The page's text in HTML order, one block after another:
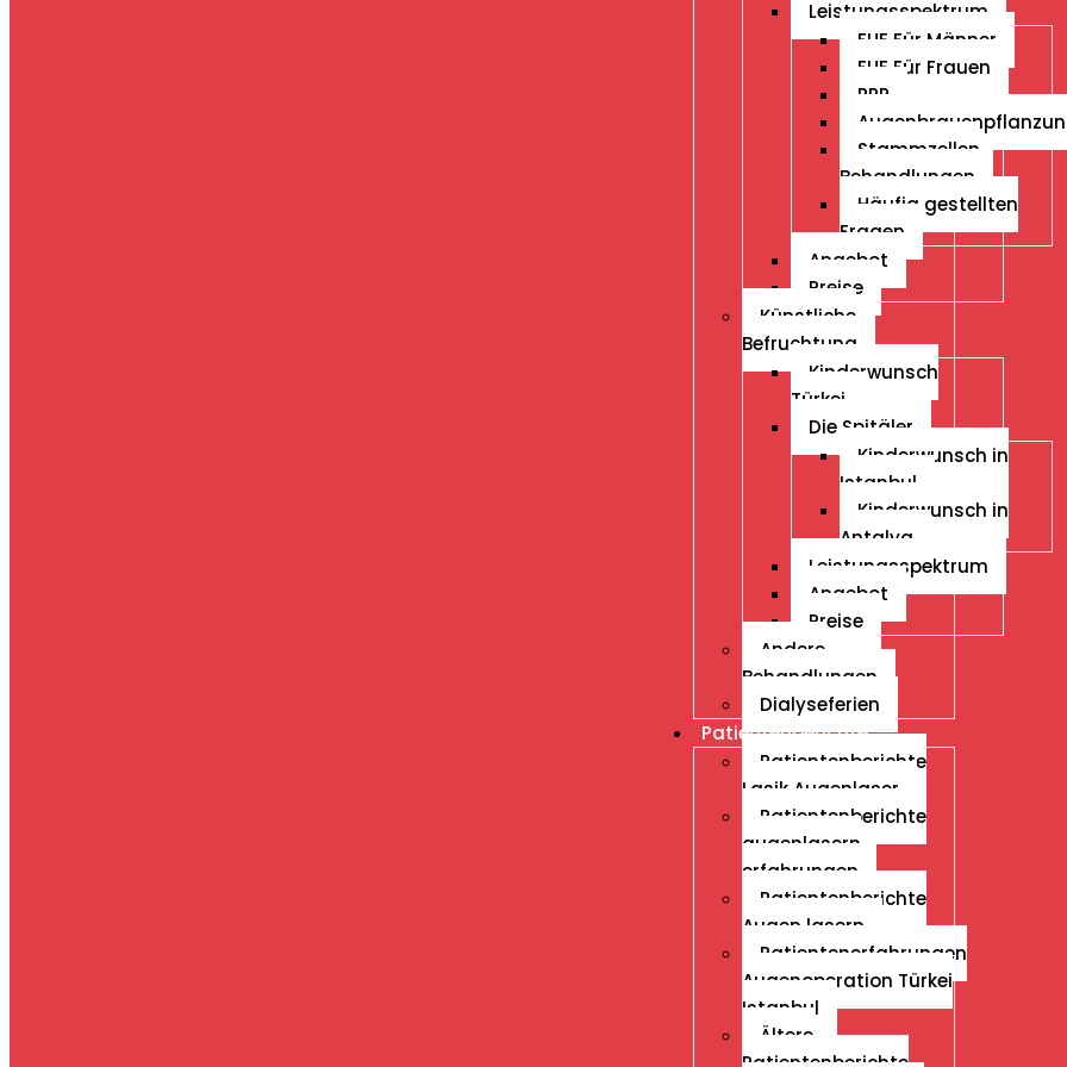
Leistungsspektrum
FUE Für Männer
FUE Für Frauen
PRP
Stammzellen
Behandlungen
Häufig gestellten
Fragen
Angebot
Preise
Künstliche
Befruchtung
Kinderwunsch
Türkei
Die Spitäler
Kinderwunsch in
Istanbul
Kinderwunsch in
Antalya
Leistungsspektrum
Angebot
Preise
Andere
Behandlungen
Dialyseferien
Patientenberichte
Patientenberichte
Lasik Augenlaser
Patientenberichte
augenlasern
erfahrungen
Patientenberichte
Augen lasern
Patientenerfahrungen
Augenoperation Türkei
Istanbul
Ältere